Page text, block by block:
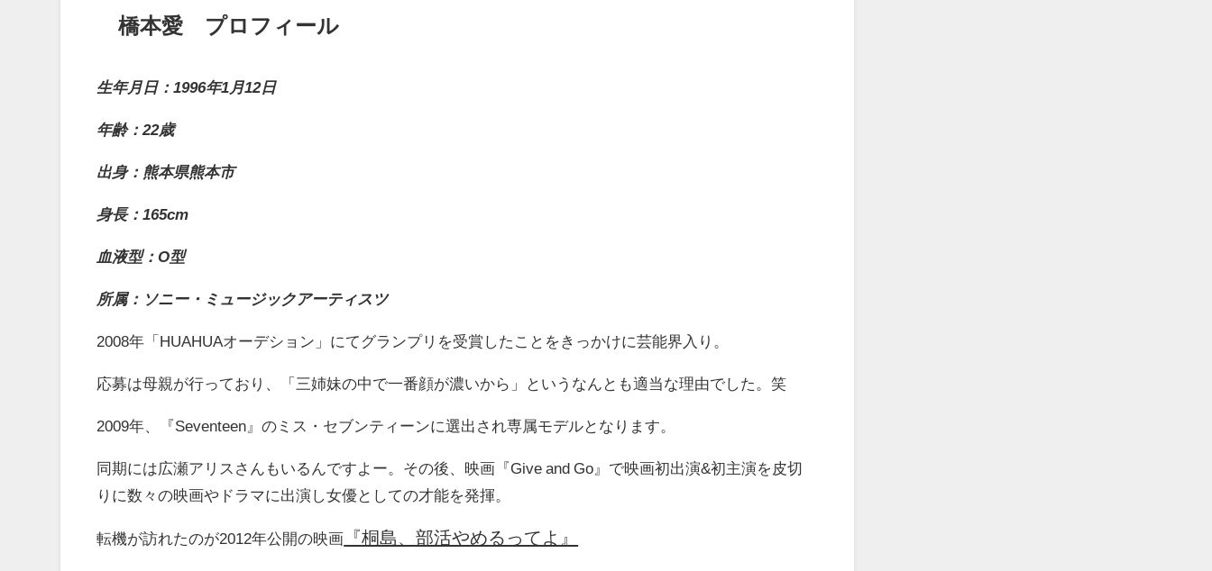
橋本愛 プロフィール
生年月日：1996年1月12日
年齢：22歳
出身：熊本県熊本市
身長：165cm
血液型：O型
所属：ソニー・ミュージックアーティスツ
2008年「HUAHUAオーデション」にてグランプリを受賞したことをきっかけに芸能界入り。
応募は母親が行っており、「三姉妹の中で一番顔が濃いから」というなんとも適当な理由でした。笑
2009年、『Seventeen』のミス・セブンティーンに選出され専属モデルとなります。
同期には広瀬アリスさんもいるんですよー。その後、映画『Give and Go』で映画初出演&初主演を皮切
りに数々の映画やドラマに出演し女優としての才能を発揮。
転機が訪れたのが2012年公開の映画 『桐島、部活やめるってよ』